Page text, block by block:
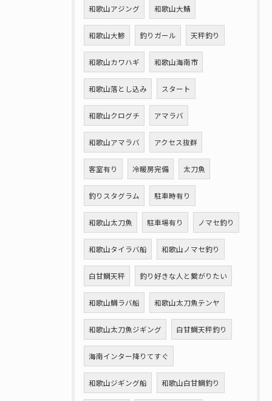
和歌山アジング 和歌山大鯖
和歌山大鯵 釣りガール 天秤釣り
和歌山カワハギ 和歌山海南市
和歌山落とし込み スタート
和歌山クログチ アマラバ
和歌山アマラバ アクセス抜群
客室有り 冷暖房完備 太刀魚
釣りスタグラム 駐車時有り
和歌山太刀魚 駐車場有り ノマセ釣り
和歌山タイラバ船 和歌山ノマセ釣り
白甘鯛天秤 釣り好きな人と繋がりたい
和歌山鯛ラバ船 和歌山太刀魚テンヤ
和歌山太刀魚ジギング 白甘鯛天秤釣り
海南インター降りてすぐ
和歌山ジギング船 和歌山白甘鯛釣り